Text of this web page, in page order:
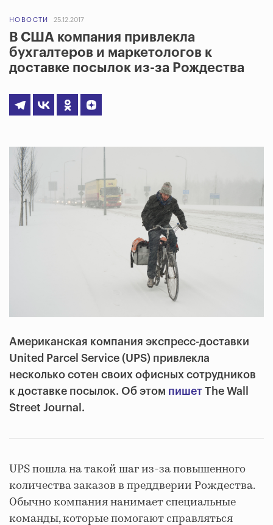
НОВОСТИ 25.12.2017
В США компания привлекла
бухгалтеров и маркетологов к
доставке посылок из-за Рождества
Американская компания экспресс-доставки
United Parcel Service (UPS) привлекла
несколько сотен своих офисных сотрудников
к доставке посылок. Об этом пишет The Wall
Street Journal.
UPS пошла на такой шаг из-за повышенного
количества заказов в преддверии Рождества.
Обычно компания нанимает специальные
команды, которые помогают справляться